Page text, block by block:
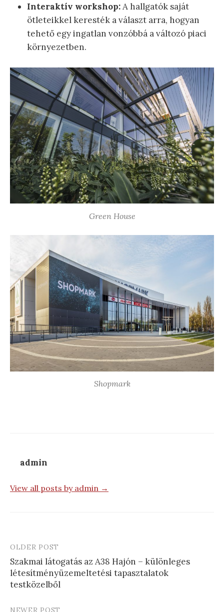
Interaktív workshop:A hallgatók saját
ötleteikkel keresték a választ arra, hogyan
tehető egy ingatlan vonzóbbá a változó piaci
környezetben.
Green House
Shopmark
admin
View all posts by admin →
Post
navigation
OLDER POST
Szakmai látogatás az A38 Hajón – különleges
létesítményüzemeltetési tapasztalatok
testközelből
NEWER POST